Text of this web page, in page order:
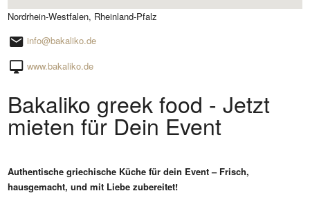
Nordrhein-Westfalen, Rheinland-Pfalz
info@bakaliko.de
www.bakaliko.de
Bakaliko greek food - Jetzt
mieten für Dein Event
Authentische griechische Küche für dein Event – Frisch,
hausgemacht, und mit Liebe zubereitet!